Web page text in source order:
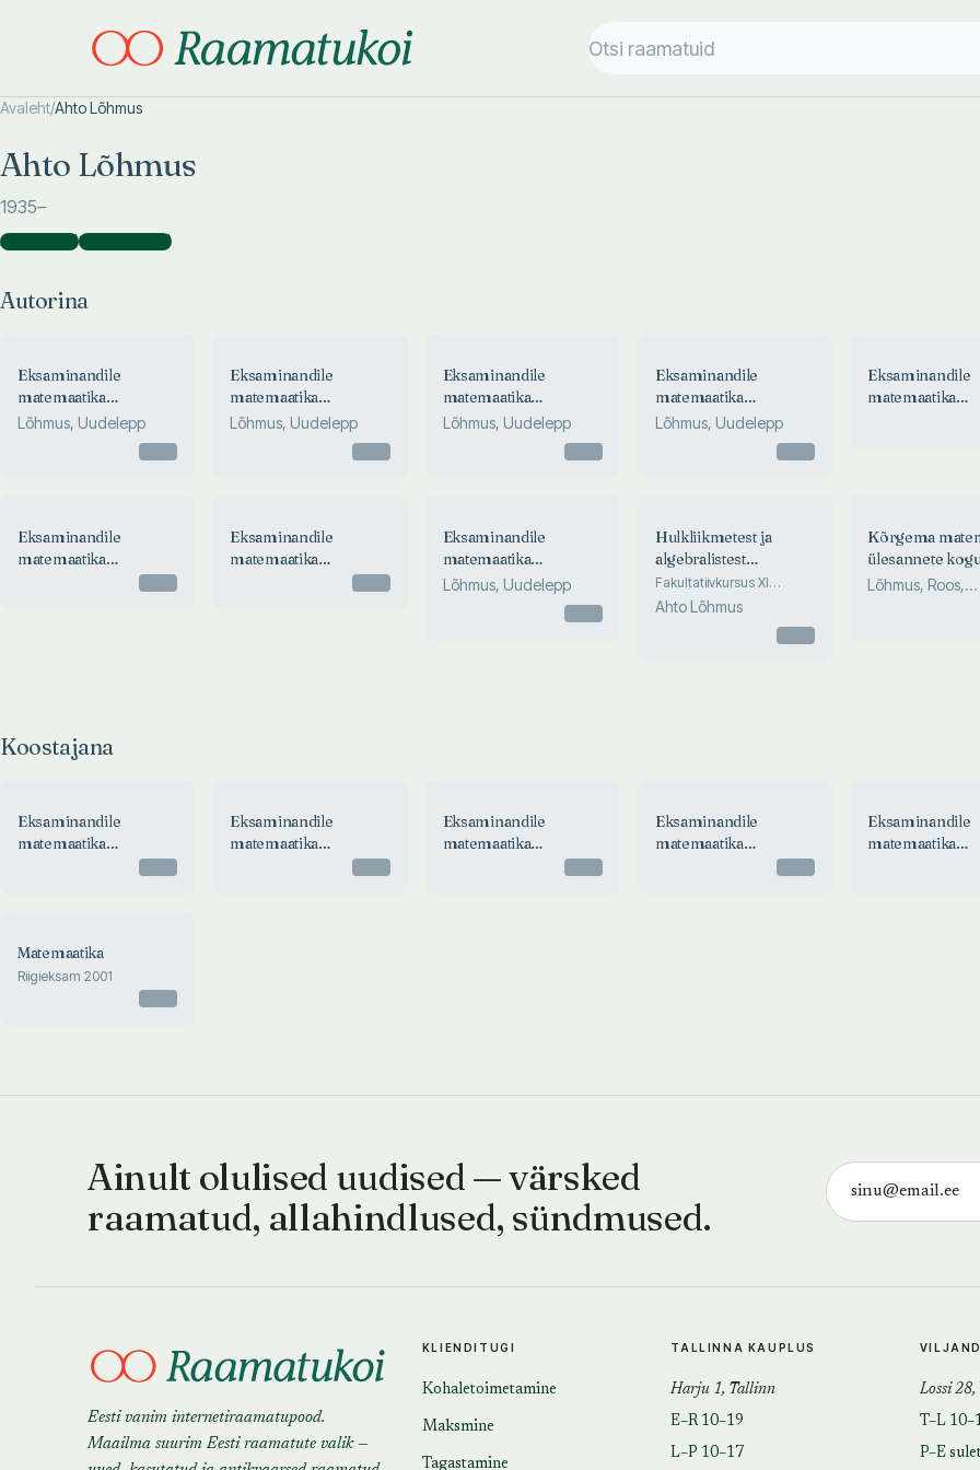
Avaleht/Ahto Lõhmus
Ahto Lõhmus
1935–
Autorina )Koostajana )
Autorina
Eksaminandile
matemaatika
riigieksamist 2020
Lõhmus, Uudelepp
Eksaminandile
matemaatika
riigieksamist 2018
Lõhmus, Uudelepp
Eksaminandile
matemaatika
riigieksamist 2017
Lõhmus, Uudelepp
Eksaminandile
matemaatika
riigieksamist 2016
Lõhmus, Uudelepp
Eksaminandile
matemaatika
riigieksamist
Eksaminandile
matemaatika
riigieksamist 2006
Eksaminandile
matemaatika
riigieksamist 2005
Eksaminandile
matemaatika
riigieksamist 2003
Lõhmus, Uudelepp
Hulkliikmetest ja
algebralistest
võrranditest
Fakultatiivkursus XI
klassile
Ahto Lõhmus
Kõrgema
ülesannete
Lõhmus, Roos,
Koostajana
Eksaminandile
matemaatika
riigieksamist 2015
Eksaminandile
matemaatika
riigieksamist 2013
Eksaminandile
matemaatika
riigieksamist 2012
Eksaminandile
matemaatika
riigieksamist 2008
Eksaminandile
matemaatika
riigieksamist
Matemaatika
Riigieksam 2001
Ainult olulised uudised — värsked
raamatud, allahindlused, sündmused.
Eesti vanim internetiraamatupood.
Maailma suurim Eesti raamatute valik —
KLIENDITUGI
Kohaletoimetamine
Maksmine
Tagastamine
TALLINNA KAUPLUS
Harju 1, Tallinn
E–R 10–19
L–P 10–17
Lossi
T–L
P–E